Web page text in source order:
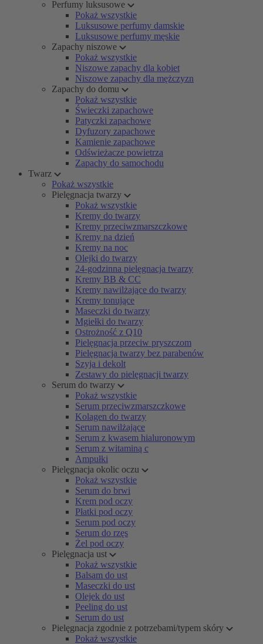
Perfumy luksusowe
Pokaż wszystkie
Luksusowe perfumy damskie
Luksusowe perfumy męskie
Zapachy niszowe
Pokaż wszystkie
Niszowe zapachy dla kobiet
Niszowe zapachy dla mężczyzn
Zapachy do domu
Pokaż wszystkie
Świeczki zapachowe
Patyczki zapachowe
Dyfuzory zapachowe
Kamienie zapachowe
Odświeżacze powietrza
Zapachy do samochodu
Twarz
Pokaż wszystkie
Pielęgnacja twarzy
Pokaż wszystkie
Kremy do twarzy
Kremy przeciwzmarszczkowe
Kremy na dzień
Kremy na noc
Olejki do twarzy
24-godzinna pielęgnacja twarzy
Kremy BB & CC
Kremy nawilżające do twarzy
Kremy tonujące
Maseczki do twarzy
Mgiełki do twarzy
Ostrożność z Q10
Pielęgnacja przeciw pryszczom
Pielęgnacja twarzy bez parabenów
Szyja i dekolt
Zestawy do pielęgnacji twarzy
Serum do twarzy
Pokaż wszystkie
Serum przeciwzmarszczkowe
Kolagen do twarzy
Serum nawilżające
Serum z kwasem hialuronowym
Serum z witaminą c
Ampułki
Pielęgnacja okolic oczu
Pokaż wszystkie
Serum do brwi
Krem pod oczy
Płatki pod oczy
Serum pod oczy
Serum do rzęs
Żel pod oczy
Pielęgnacja ust
Pokaż wszystkie
Balsam do ust
Maseczki do ust
Olejek do ust
Peeling do ust
Serum do ust
Pielęgnacja zgodnie z potrzebami/typem skóry
Pokaż wszystkie